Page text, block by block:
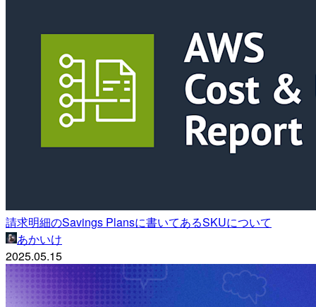
請求明細のSavings Plansに書いてあるSKUについて
あかいけ
2025.05.15